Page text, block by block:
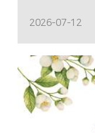
2026-07-12